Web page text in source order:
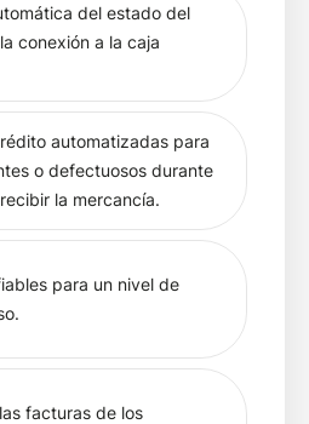
del estado del
conexión a la caja
automatizadas para
o defectuosos durante
la mercancía.
para un nivel de
facturas de los